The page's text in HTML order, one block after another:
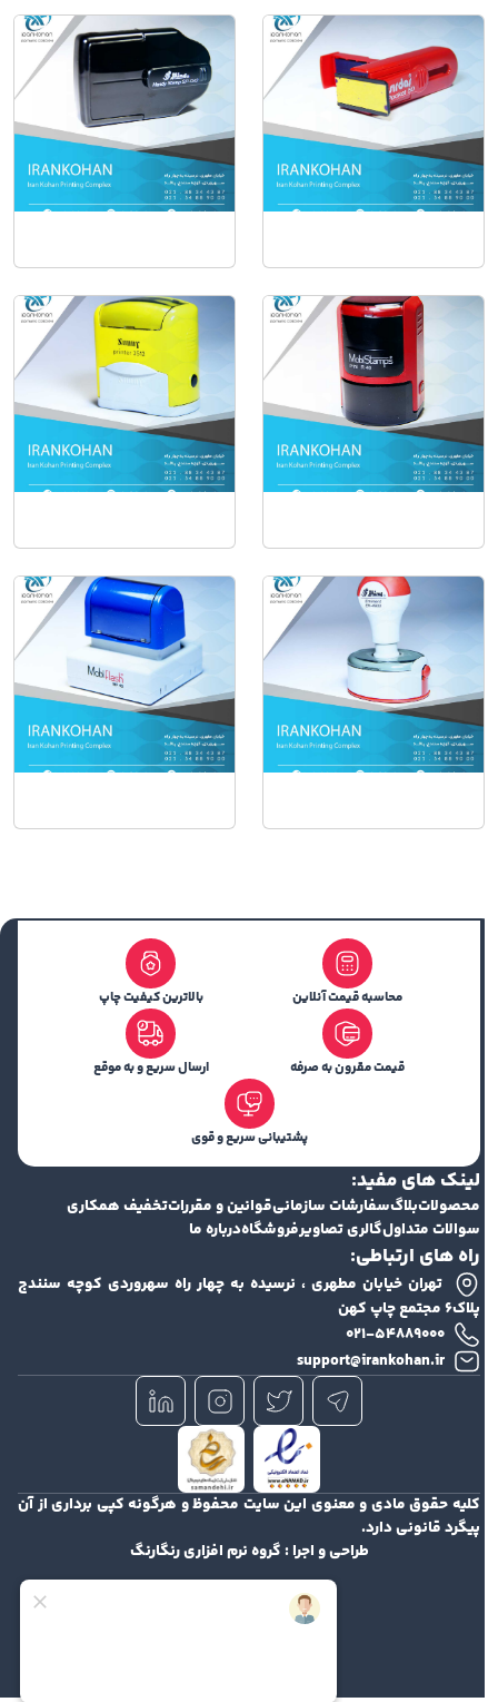
محاسبه قیمت آنلاین بالاترین کیفیت چاپ
قیمت مقرون به صرفه ارسال سریع و به موقع
پشتیبانی سریع و قوی
لینک های مفید:
محصولاتبلاگسفارشات سازمانیقوانین و مقرراتتخفیف همکاری
سوالات متداولگالری تصاویرفروشگاهدرباره ما
راه های ارتباطی:
تهران خیابان مطهری ، نرسیده به چهار راه سهروردی کوچه سنندج
پلاک۶ مجتمع چاپ کهن
۰۲۱-۵۴۸۸۹۰۰۰
support@irankohan.ir
کلیه حقوق مادی و معنوی این سایت محفوظ و هرگونه کپی برداری از آن
پیگرد قانونی دارد.
طراحی و اجرا :گروه نرم افزاری رنگارنگ